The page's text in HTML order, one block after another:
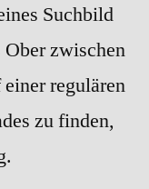
Suchbild
zwischen
regulären
zu finden,